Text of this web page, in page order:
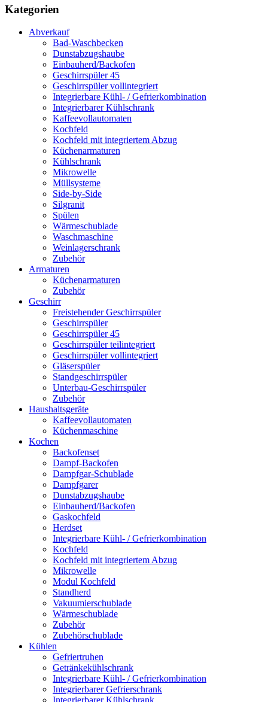
Kategorien
Abverkauf
Bad-Waschbecken
Dunstabzugshaube
Einbauherd/Backofen
Geschirrspüler 45
Geschirrspüler vollintegriert
Integrierbare Kühl- / Gefrierkombination
Integrierbarer Kühlschrank
Kaffeevollautomaten
Kochfeld
Kochfeld mit integriertem Abzug
Küchenarmaturen
Kühlschrank
Mikrowelle
Müllsysteme
Side-by-Side
Silgranit
Spülen
Wärmeschublade
Waschmaschine
Weinlagerschrank
Zubehör
Armaturen
Küchenarmaturen
Zubehör
Geschirr
Freistehender Geschirrspüler
Geschirrspüler
Geschirrspüler 45
Geschirrspüler teilintegriert
Geschirrspüler vollintegriert
Gläserspüler
Standgeschirrspüler
Unterbau-Geschirrspüler
Zubehör
Haushaltsgeräte
Kaffeevollautomaten
Küchenmaschine
Kochen
Backofenset
Dampf-Backofen
Dampfgar-Schublade
Dampfgarer
Dunstabzugshaube
Einbauherd/Backofen
Gaskochfeld
Herdset
Integrierbare Kühl- / Gefrierkombination
Kochfeld
Kochfeld mit integriertem Abzug
Mikrowelle
Modul Kochfeld
Standherd
Vakuumierschublade
Wärmeschublade
Zubehör
Zubehörschublade
Kühlen
Gefriertruhen
Getränkekühlschrank
Integrierbare Kühl- / Gefrierkombination
Integrierbarer Gefrierschrank